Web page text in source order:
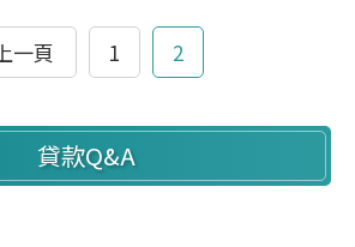
貸款Q&A
上一頁 1 2